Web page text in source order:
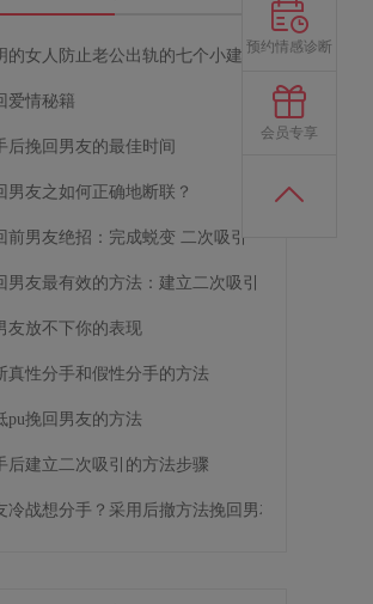
的女人防止老公出轨的七个小建议
爱情秘籍
后挽回男友的最佳时间
男友之如何正确地断联？
前男友绝招：完成蜕变 二次吸引
男友最有效的方法：建立二次吸引
友放不下你的表现
真性分手和假性分手的方法
pu挽回男友的方法
后建立二次吸引的方法步骤
冷战想分手？采用后撤方法挽回男友
预约情感诊断
会员专享